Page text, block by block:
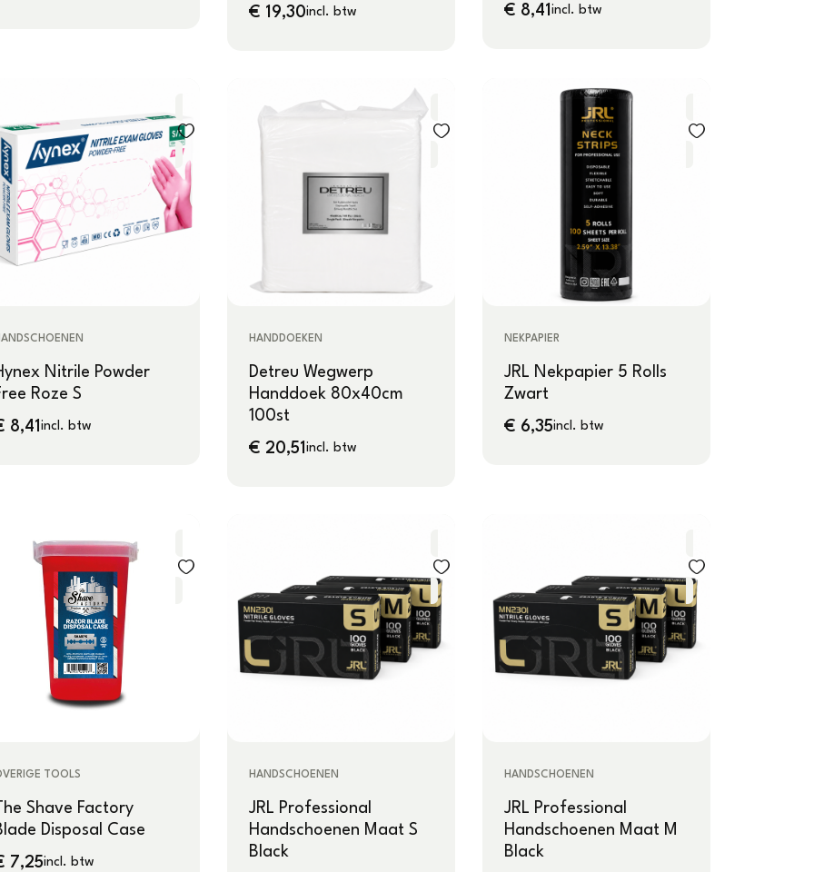
€ 19,30incl. btw
€ 8,41 incl. btw
Nitrile Powder
Roze S
8,41 incl. btw
HANDDOEKEN
Detreu Wegwerp
Handdoek 80x40cm
100st
€ 20,51 incl. btw
NEKPAPIER
JRL Nekpapier 5 Rolls
Zwart
€ 6,35incl. btw
TOOLS
The Shave Factory
Disposal Case
7,25incl. btw
HANDSCHOENEN
JRL Professional
Handschoenen Maat S
Black
HANDSCHOENEN
JRL Professional
Handschoenen Maat M
Black